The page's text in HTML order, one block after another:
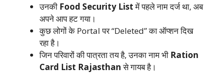
उनकी Food Security Listमें पहले नाम दर्ज था, अब
अपने आप हट गया।
कुछ लोगों के Portal पर “Deleted” का ऑप्शन दिख
रहा है।
जिन परिवारों की पात्रता तय है, उनका नाम भी Ration
Card List Rajasthanसे गायब है।